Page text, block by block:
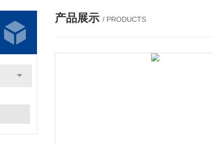
产品展示 / PRODUCTS